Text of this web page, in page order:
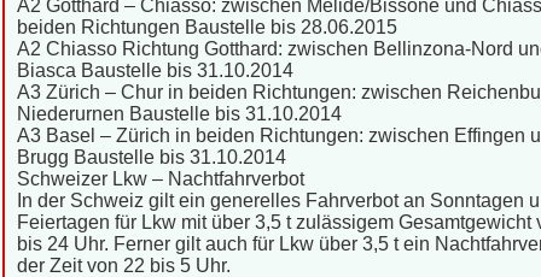
A2 Gotthard – Chiasso: zwischen Melide/Bissone und
beiden Richtungen Baustelle bis 28.06.2015
A2 Chiasso Richtung Gotthard: zwischen Bellinzona-Nord
Biasca Baustelle bis 31.10.2014
A3 Zürich – Chur in beiden Richtungen: zwischen
Niederurnen Baustelle bis 31.10.2014
A3 Basel – Zürich in beiden Richtungen: zwischen Effingen
Brugg Baustelle bis 31.10.2014
Schweizer Lkw – Nachtfahrverbot
In der Schweiz gilt ein generelles Fahrverbot an Sonntagen
Feiertagen für Lkw mit über 3,5 t zulässigem Gesamtgewicht
bis 24 Uhr. Ferner gilt auch für Lkw über 3,5 t ein
der Zeit von 22 bis 5 Uhr.